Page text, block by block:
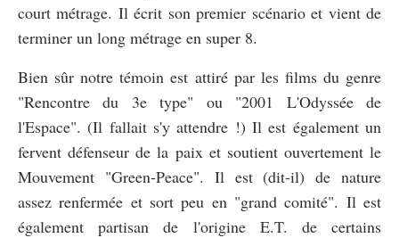
court métrage. Il écrit son premier scénario et vient de
terminer un long métrage en super 8.
Bien sûr notre témoin est attiré par les films du genre
"Rencontre du 3e type" ou "2001 L'Odyssée de
l'Espace". (Il fallait s'y attendre !) Il est également un
fervent défenseur de la paix et soutient ouvertement le
Mouvement "Green-Peace". Il est (dit-il) de nature
assez renfermée et sort peu en "grand comité". Il est
également partisan de l'origine E.T. de certains